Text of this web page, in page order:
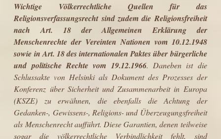
Wichtige Völkerrechtliche Quellen für das
Religionsverfassungsrecht sind zudem die Religionsfreiheit
nach Art. 18 der Allgemeinen Erklärung der
Menschenrechte der Vereinten Nationen vom 10.12.1948
sowie in Art. 18 des internationalen Paktes über bürgerliche
und politische Rechte vom 19.12.1966. Daneben ist die
Schlussakte von Helsinki als Dokument des Prozesses der
Konferenz über Sicherheit und Zusammenarbeit in Europa
(KSZE) zu erwähnen, die ebenfalls die Achtung der
Gedanken-, Gewissens-, Religions- und Über­zeugungsfreiheit
als Menschenrecht aufführt. Diese Garantien, denen teilweise
sogar die völkerrechtliche Verbindlichkeit fehlt, sind